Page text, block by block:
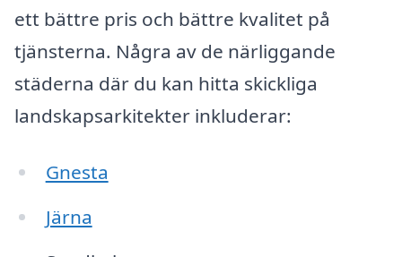
ett bättre pris och bättre kvalitet på
tjänsterna. Några av de närliggande
städerna där du kan hitta skickliga
landskapsarkitekter inkluderar:
Gnesta
Järna